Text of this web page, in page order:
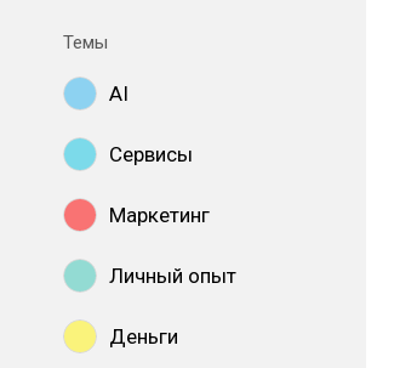
Темы
AI
Сервисы
Маркетинг
Личный опыт
Деньги